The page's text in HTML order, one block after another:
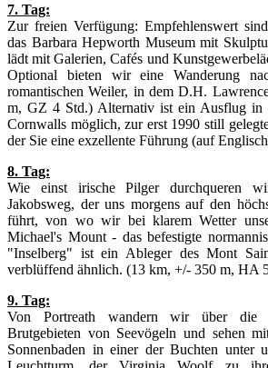
7. Tag:
Zur freien Verfügung: Empfehlenswert
das Barbara Hepworth Museum mit
lädt mit Galerien, Cafés und
Optional bieten wir eine Wanderung
romantischen Weiler, in dem D.H.
m, GZ 4 Std.) Alternativ ist ein Ausflug in
Cornwalls möglich, zur erst 1990 still
der Sie eine exzellente Führung (auf
8. Tag:
Wie einst irische Pilger durchqueren
Jakobsweg, der uns morgens auf den
führt, von wo wir bei klarem Wetter
Michael's Mount - das befestigte
"Inselberg" ist ein Ableger des Mont
verblüffend ähnlich. (13 km, +/- 350 m, HA
9. Tag:
Von Portreath wandern wir über die
Brutgebieten von Seevögeln und sehen
Sonnenbaden in einer der Buchten unter